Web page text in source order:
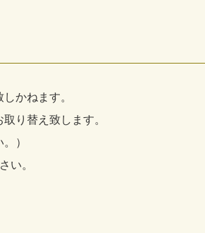
かねます。
り替え致します。
）
い。